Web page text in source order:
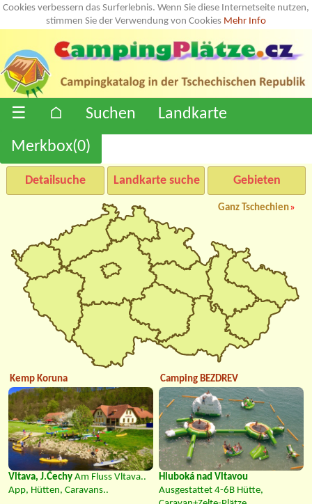
Cookies verbessern das Surferlebnis. Wenn Sie diese Internetseite nutzen,
stimmen Sie der Verwendung von Cookies Mehr Info
☰ ⌂ Suchen
Landkarte
Merkbox(0)
Detailsuche Landkarte suche Gebieten
Ganz Tschechien»
Kemp Koruna
Vltava, J.Čechy Am Fluss Vltava..
App, Hütten, Caravans..
Camping BEZDREV
Hluboká nad Vltavou
Ausgestattet 4-6B Hütte,